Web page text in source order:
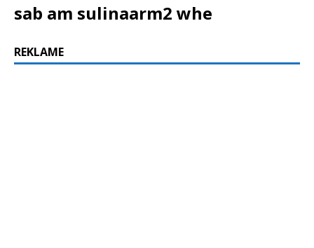
sab am sulinaarm2 whe
REKLAME